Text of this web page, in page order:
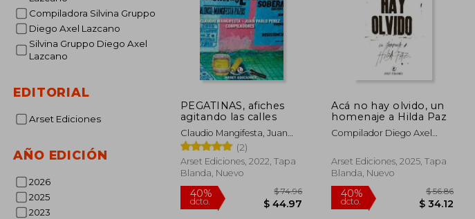
Compiladora Silvina Gruppo
Diego Axel Lazcano
Silvina Gruppo Diego Axel
Lazcano
EDITORIAL
Arset Ediciones
AÑO EDICIÓN
2026
2025
2023
PEGATINAS, afiches
agitando las calles
Claudio Mangifesta, Juan
Pablo Perez - Compiladores
(2)
Arset Ediciones, 2022, Tapa
Blanda, Nuevo
Acá no hay olvido, un
homenaje a Hilda Paz
Compilador Diego Axel
Arset Ediciones, 2025, Tapa
Blanda, Nuevo